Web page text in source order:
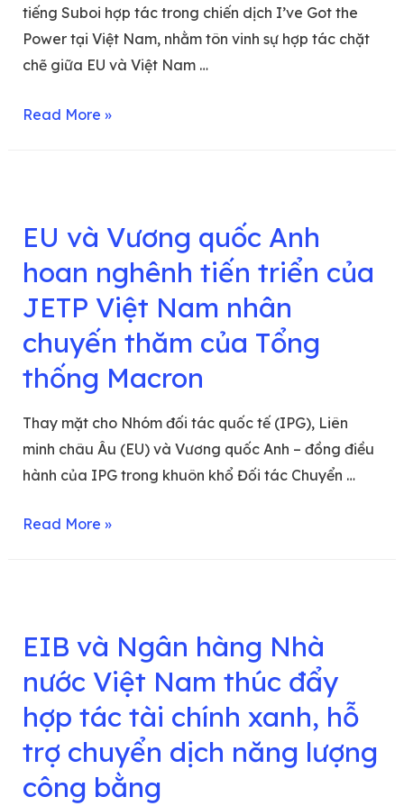
tiếng Suboi hợp tác trong chiến dịch I’ve Got the
Power tại Việt Nam, nhằm tôn vinh sự hợp tác chặt
chẽ giữa EU và Việt Nam …
Read More »
EU và Vương quốc Anh
hoan nghênh tiến triển của
JETP Việt Nam nhân
chuyến thăm của Tổng
thống Macron
Thay mặt cho Nhóm đối tác quốc tế (IPG), Liên
minh châu Âu (EU) và Vương quốc Anh – đồng điều
hành của IPG trong khuôn khổ Đối tác Chuyển …
Read More »
EIB và Ngân hàng Nhà
nước Việt Nam thúc đẩy
hợp tác tài chính xanh, hỗ
trợ chuyển dịch năng lượng
công bằng